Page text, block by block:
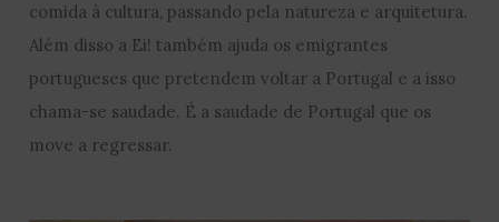
comida à cultura, passando pela natureza e arquitetura.
Além disso a Ei! também ajuda os emigrantes
portugueses que pretendem voltar a Portugal e a isso
chama-se saudade. É a saudade de Portugal que os
move a regressar.